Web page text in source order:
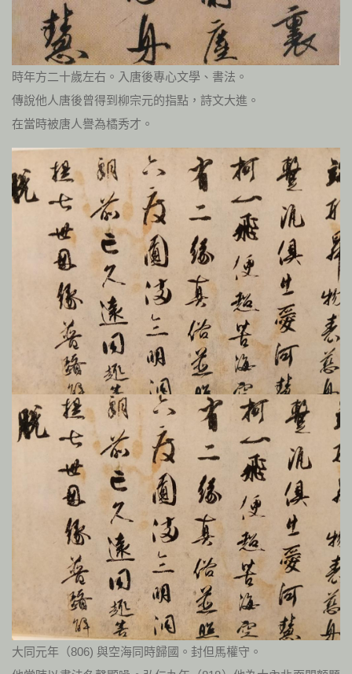
時年方二十歲左右。入唐後專心文學、書法。
傳說他人唐後曾得到柳宗元的指點，詩文大進。
在當時被唐人譽為橘秀才。
大同元年（806) 與空海同時歸國。封但馬權守。